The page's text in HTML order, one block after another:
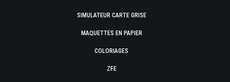
SIMULATEUR CARTE GRISE
MAQUETTES EN PAPIER
COLORIAGES
ZFE